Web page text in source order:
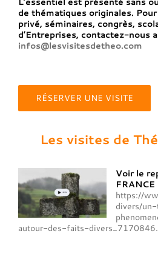
de thématiques originales.
privé, séminaires, congrès,
d’Entreprises, contactez-nous
infos@lesvisitesdetheo.com
RÉSERVER UNE VISITE
Les visites de
Voir le
https://
divers/
autour-des-faits-